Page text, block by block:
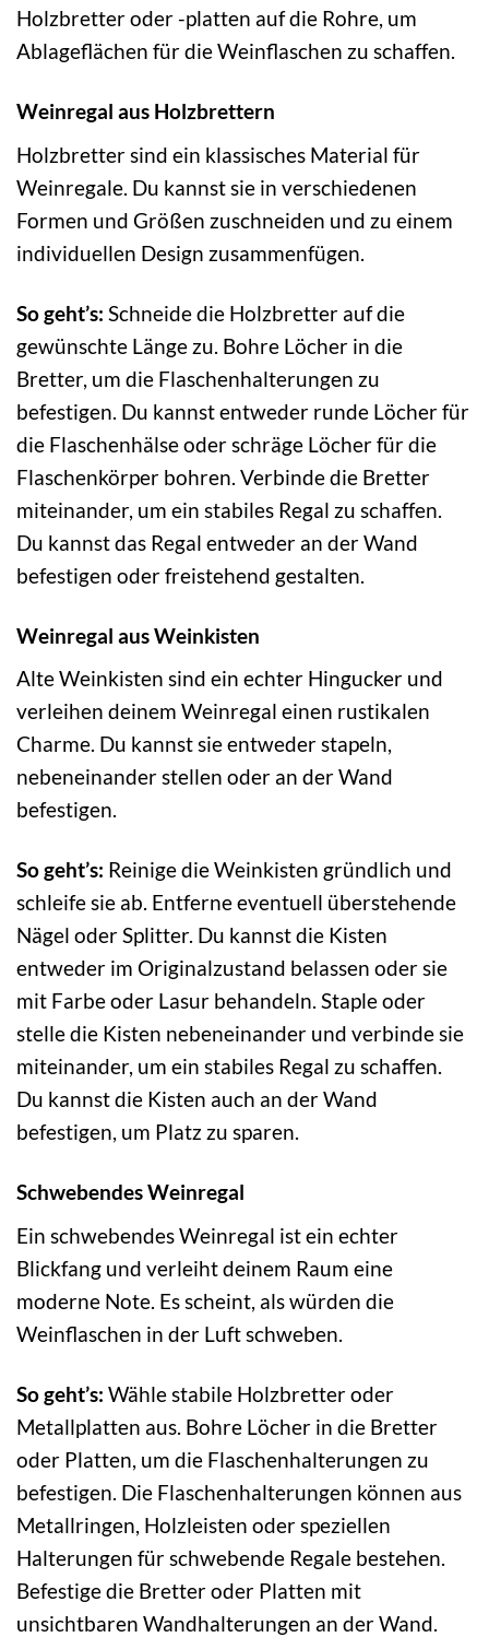
Holzbretter oder -platten auf die Rohre, um
Ablageflächen für die Weinflaschen zu schaffen.
Weinregal aus Holzbrettern
Holzbretter sind ein klassisches Material für
Weinregale. Du kannst sie in verschiedenen
Formen und Größen zuschneiden und zu einem
individuellen Design zusammenfügen.
So geht’s: Schneide die Holzbretter auf die
gewünschte Länge zu. Bohre Löcher in die
Bretter, um die Flaschenhalterungen zu
befestigen. Du kannst entweder runde Löcher für
die Flaschenhälse oder schräge Löcher für die
Flaschenkörper bohren. Verbinde die Bretter
miteinander, um ein stabiles Regal zu schaffen.
Du kannst das Regal entweder an der Wand
befestigen oder freistehend gestalten.
Weinregal aus Weinkisten
Alte Weinkisten sind ein echter Hingucker und
verleihen deinem Weinregal einen rustikalen
Charme. Du kannst sie entweder stapeln,
nebeneinander stellen oder an der Wand
befestigen.
So geht’s: Reinige die Weinkisten gründlich und
schleife sie ab. Entferne eventuell überstehende
Nägel oder Splitter. Du kannst die Kisten
entweder im Originalzustand belassen oder sie
mit Farbe oder Lasur behandeln. Staple oder
stelle die Kisten nebeneinander und verbinde sie
miteinander, um ein stabiles Regal zu schaffen.
Du kannst die Kisten auch an der Wand
befestigen, um Platz zu sparen.
Schwebendes Weinregal
Ein schwebendes Weinregal ist ein echter
Blickfang und verleiht deinem Raum eine
moderne Note. Es scheint, als würden die
Weinflaschen in der Luft schweben.
So geht’s: Wähle stabile Holzbretter oder
Metallplatten aus. Bohre Löcher in die Bretter
oder Platten, um die Flaschenhalterungen zu
befestigen. Die Flaschenhalterungen können aus
Metallringen, Holzleisten oder speziellen
Halterungen für schwebende Regale bestehen.
Befestige die Bretter oder Platten mit
unsichtbaren Wandhalterungen an der Wand.